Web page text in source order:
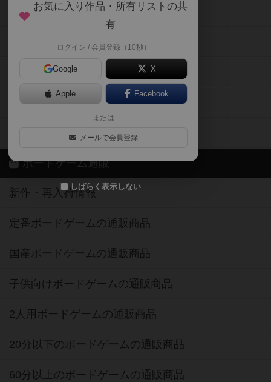
お気に入り作品・所有リストの共
有
ログイン / 会員登録（10秒）
Google X
Apple Facebook
または
メールで会員登録
しばらく表示しない
メカニクス特集
掲示板・トピックス
ボドとも・会員一覧
ボードゲーム業界コラム
ボドゲーマご利用案内
ボードゲーム通販
新作・再入荷情報
定番ボードゲームの通販商品
国産ボードゲームの通販商品
子供向けボードゲームの通販商品
2人用ボードゲームの通販商品
20分以下のボードゲームの通販商品
60分以上のボードゲームの通販商品